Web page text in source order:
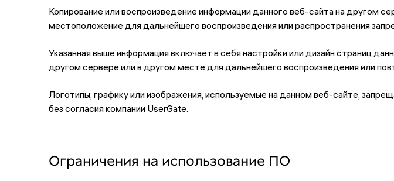
Копирование или воспроизведение информации данного веб-сайта на другом
местоположение для дальнейшего воспроизведения или распространения
Указанная выше информация включает в себя настройки или дизайн страниц
другом сервере или в другом месте для дальнейшего воспроизведения или
Логотипы, графику или изображения, используемые на данном веб-сайте,
без согласия компании UserGate.
Ограничения на использование ПО